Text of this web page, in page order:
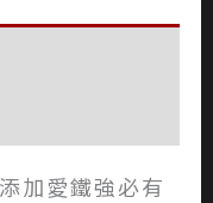
加愛鐵強必有